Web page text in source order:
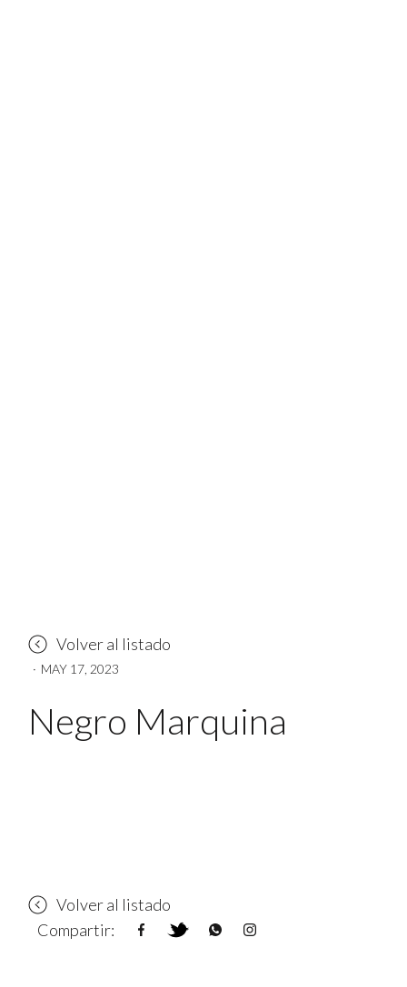
Volver al listado
· MAY 17, 2023
Negro Marquina
Volver al listado
Compartir: